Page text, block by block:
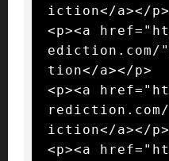
iction</a></p>
<p><a
ediction.com/
tion</a></p>
<p><a
iction</a></p>
<p><a